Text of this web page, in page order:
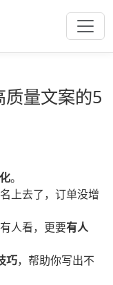
量文案的5
。
上去了，订单没增
人看，更要有人
巧，帮助你写出不